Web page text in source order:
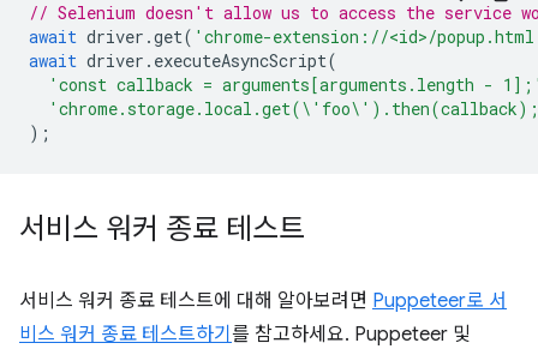
// Selenium doesn't allow us to access the service
await driver .get( 'chrome-extension://<id>/
await driver . executeAsyncScript(
'const callback = arguments[arguments.length -
);
서비스 워커 종료 테스트
서비스 워커 종료 테스트에 대해 알아보려면 Puppeteer로 서
비스 워커 종료 테스트하기 를 참고하세요. Puppeteer 및